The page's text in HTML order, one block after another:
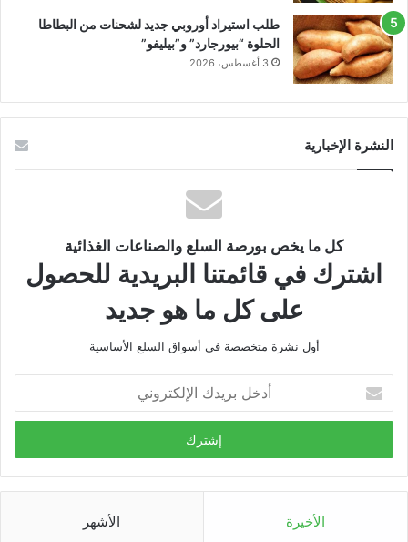
طلب استيراد أوروبي جديد لشحنات من البطاطا
الحلوة “بيورجارد” و”بيليفو”
3 أغسطس، 2026
النشرة الإخبارية
كل ما يخص بورصة السلع والصناعات الغذائية
اشترك في قائمتنا البريدية للحصول
على كل ما هو جديد
أول نشرة متخصصة في أسواق السلع الأساسية
بريدك
الإلكتروني
الأخيرة الأشهر